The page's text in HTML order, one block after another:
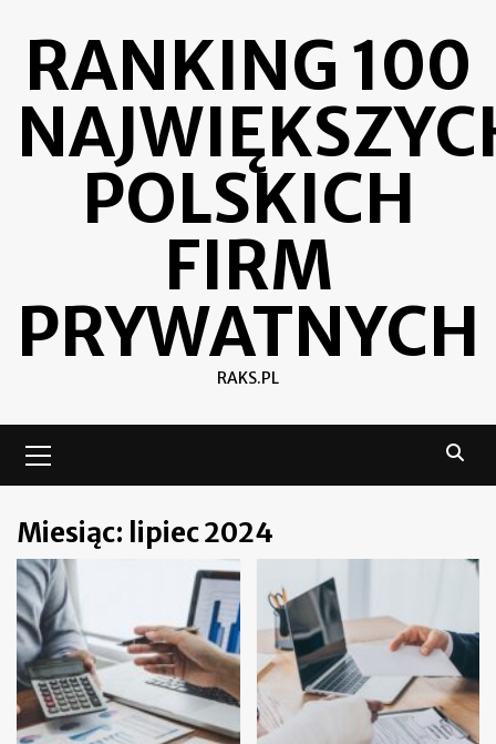
contentRANKING 100
POLSKICH
FIRM
PRYWATNYCH
RAKS.PL
Menu
Miesiąc: lipiec 2024